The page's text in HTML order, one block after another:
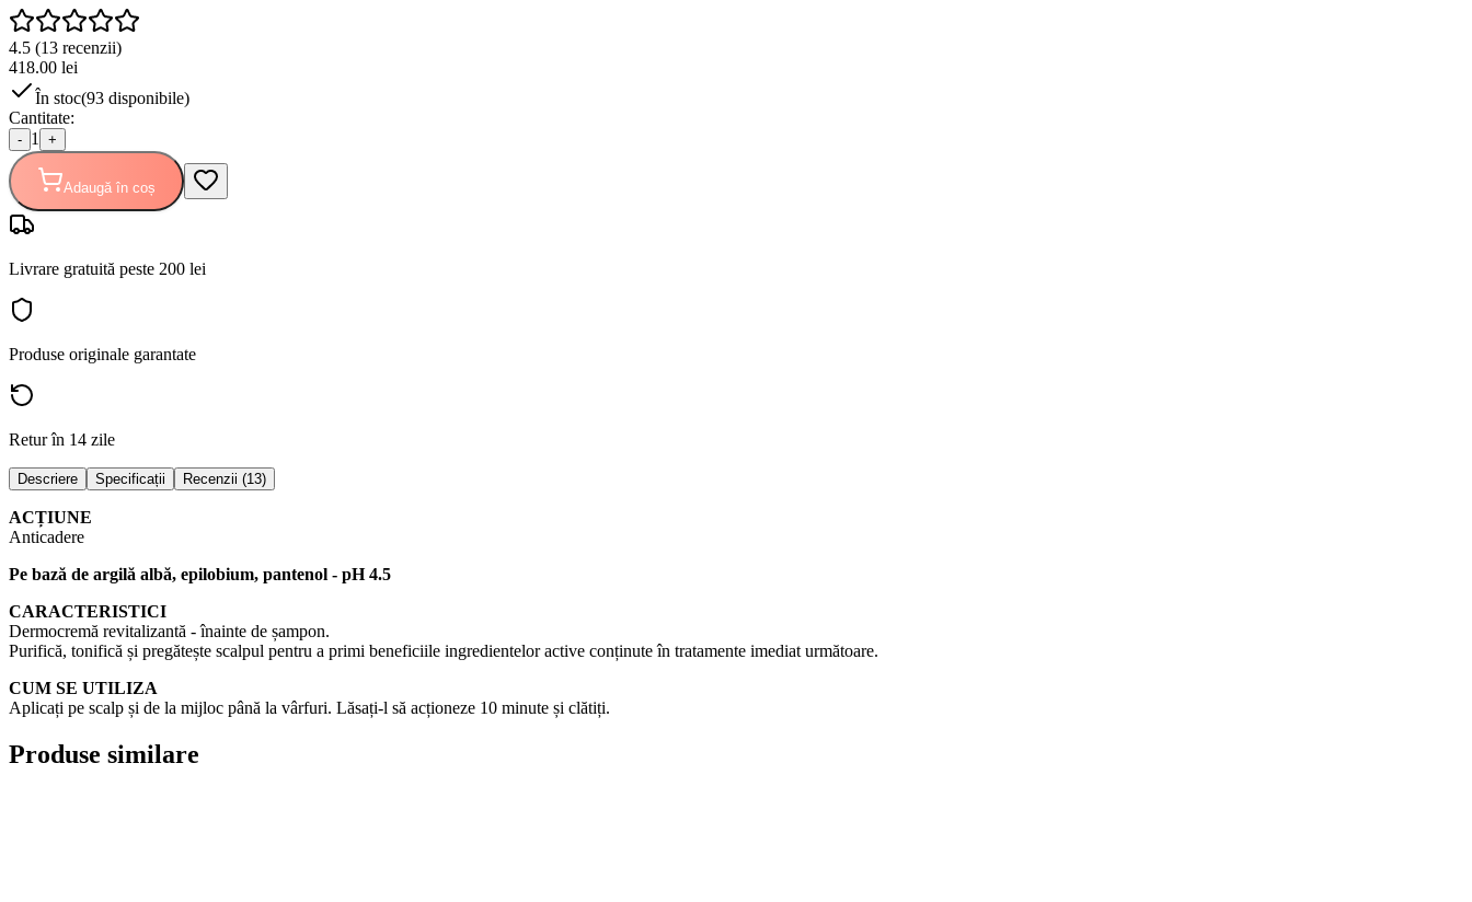
4.5 (13 recenzii)
418.00 lei
În stoc(93 disponibile)
Cantitate:
- 1 +
Adaugă în coș
Livrare gratuită peste 200 lei
Produse originale garantate
Retur în 14 zile
Descriere Specificații Recenzii (13)
ACȚIUNE
Anticadere
Pe bază de argilă albă, epilobium, pantenol - pH 4.5
CARACTERISTICI
Dermocremă revitalizantă - înainte de șampon.
Purifică, tonifică și pregătește scalpul pentru a primi beneficiile ingredientelor active conținute în tratamente imediat următoare.
CUM SE UTILIZA
Aplicați pe scalp și de la mijloc până la vârfuri. Lăsați-l să acționeze 10 minute și clătiți.
Produse similare